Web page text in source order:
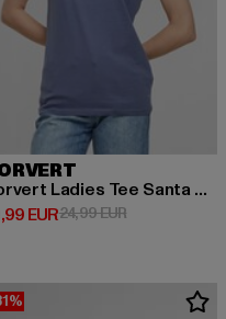
EUR
Forvert Ladies Tee Santa Maria
EUR Preis: 19,99 EUR
24,99 EURAktionspreis: